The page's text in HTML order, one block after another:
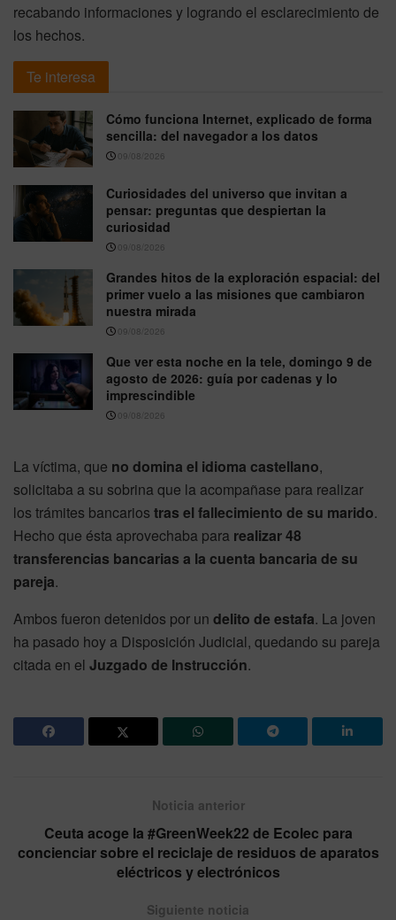
recabando informaciones y logrando el esclarecimiento de
los hechos.
Te interesa
Cómo funciona Internet, explicado de forma
sencilla: del navegador a los datos
09/08/2026
Curiosidades del universo que invitan a
pensar: preguntas que despiertan la
curiosidad
09/08/2026
Grandes hitos de la exploración espacial: del
primer vuelo a las misiones que cambiaron
nuestra mirada
09/08/2026
Que ver esta noche en la tele, domingo 9 de
agosto de 2026: guía por cadenas y lo
imprescindible
09/08/2026
La víctima, que no domina el idioma castellano,
solicitaba a su sobrina que la acompañase para realizar
los trámites bancarios tras el fallecimiento de su marido.
Hecho que ésta aprovechaba para realizar 48
transferencias bancarias a la cuenta bancaria de su
pareja.
Ambos fueron detenidos por un delito de estafa. La joven
ha pasado hoy a Disposición Judicial, quedando su pareja
citada en el Juzgado de Instrucción.
Noticia anterior
Ceuta acoge la #GreenWeek22 de Ecolec para
concienciar sobre el reciclaje de residuos de aparatos
eléctricos y electrónicos
Siguiente noticia